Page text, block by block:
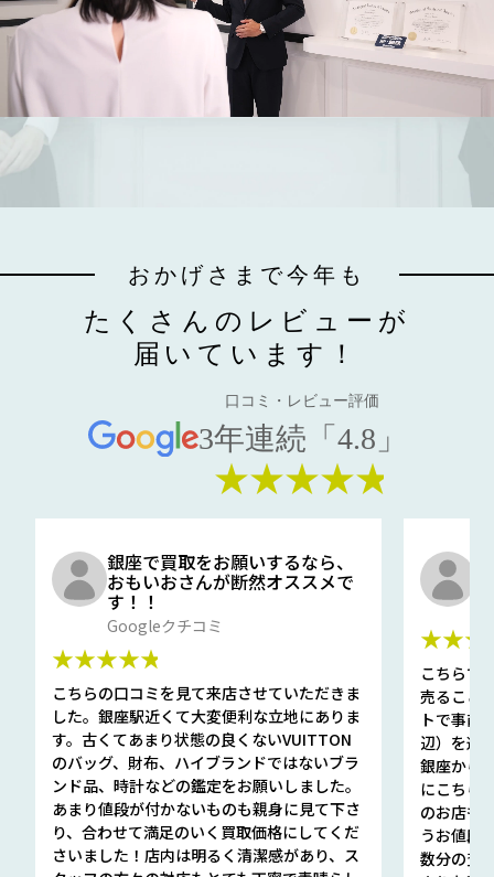
おかげさまで今年も
たくさんのレビューが
届いています！
口コミ・レビュー評価
3年連続「4.8」
★★★★★
銀座で買取をお願いするなら、
おもいおさんが断然オススメで
す！！
Googleクチコミ
★★★★★
こちらの口コミを見て来店させていただきま
した。銀座駅近くて大変便利な立地にありま
す。古くてあまり状態の良くないVUITTON
のバッグ、財布、ハイブランドではないブラ
ンド品、時計などの鑑定をお願いしました。
あまり値段が付かないものも親身に見て下さ
り、合わせて満足のいく買取価格にしてくだ
さいました！店内は明るく清潔感があり、ス
こちらで
売ること
トで事前
辺）を選
銀座から
にこちら
のお店も
うお値段
数分の査